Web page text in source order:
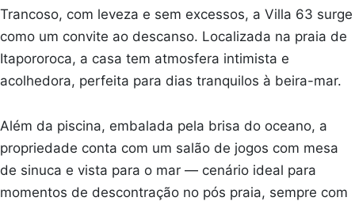
Trancoso, com leveza e sem excessos, a Villa 63 surge
como um convite ao descanso. Localizada na praia de
Itapororoca, a casa tem atmosfera intimista e
acolhedora, perfeita para dias tranquilos à beira-mar.
Além da piscina, embalada pela brisa do oceano, a
propriedade conta com um salão de jogos com mesa
de sinuca e vista para o mar — cenário ideal para
momentos de descontração no pós praia, sempre com